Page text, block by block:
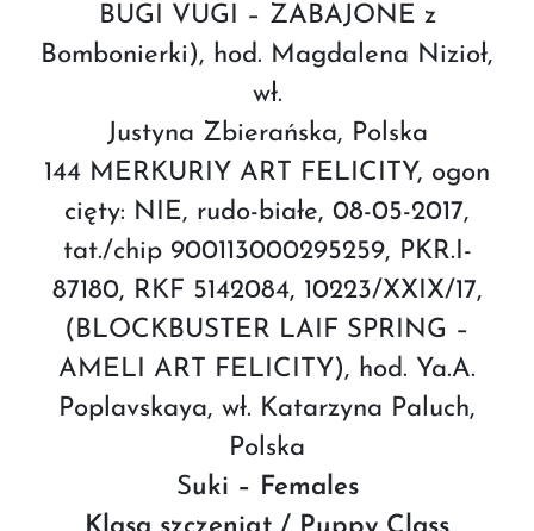
BUGI VUGI – ZABAJONE z
Bombonierki), hod. Magdalena Nizioł,
wł.
Justyna Zbierańska, Polska
144 MERKURIY ART FELICITY, ogon
cięty: NIE, rudo-białe, 08-05-2017,
tat./chip 900113000295259, PKR.I-
87180, RKF 5142084, 10223/XXIX/17,
(BLOCKBUSTER LAIF SPRING –
AMELI ART FELICITY), hod. Ya.A.
Poplavskaya, wł. Katarzyna Paluch,
Polska
Suki – Females